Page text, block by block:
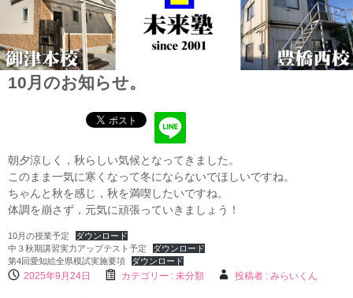
10月のお知らせ。
朝夕涼しく，秋らしい気候となってきました。
このまま一気に寒くなって冬にならないでほしいですね。
ちゃんと秋を感じ，秋を満喫したいですね。
体調を崩さず，元気に頑張っていきましょう！
10月の授業予定
ダウンロード
中３秋期講習実力アップテスト予定
ダウンロード
第4回愛知絵全県模試実施要項
ダウンロード
2025年9月24日 カテゴリー : 未分類 投稿者 : みらいくん